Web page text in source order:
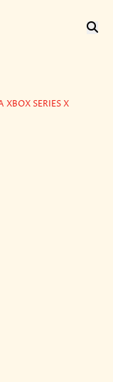
XBOX SERIES X